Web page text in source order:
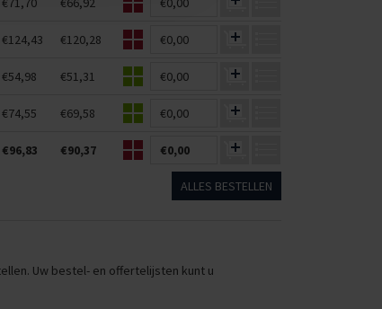
€124,43 €120,28 €0,00
€54,98 €51,31 €0,00
€74,55 €69,58 €0,00
€96,83 €90,37 €0,00
ALLES BESTELLEN
Uw bestel- en offertelijsten kunt u